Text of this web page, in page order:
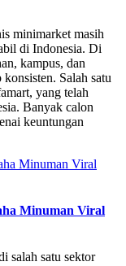
minimarket masih
di Indonesia. Di
kampus, dan
Salah satu
yang telah
Banyak calon
keuntungan
Minuman Viral
salah satu sektor